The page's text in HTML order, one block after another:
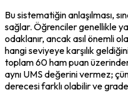
Bu sistematiğin anlaşılması,
sağlar. Öğrenciler genellikle
odaklanır, ancak asıl önemli
hangi seviyeye karşılık
toplam 60 ham puan
aynı UMS değerini vermez;
derecesi farklı olabilir ve